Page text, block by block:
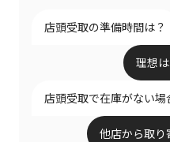
店頭受取の準備時間は？
理想
店頭受取で在庫がない場
他店から取り